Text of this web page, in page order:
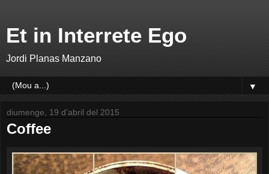
Et in Interrete Ego
Jordi Planas Manzano
▼
diumenge, 19 d’abril del 2015
Coffee